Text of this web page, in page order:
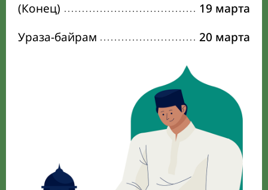
(Конец)
19 марта
Ураза-байрам
20 марта